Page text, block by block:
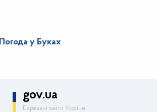
Погода у Буках
gov.ua
Державні сайти України